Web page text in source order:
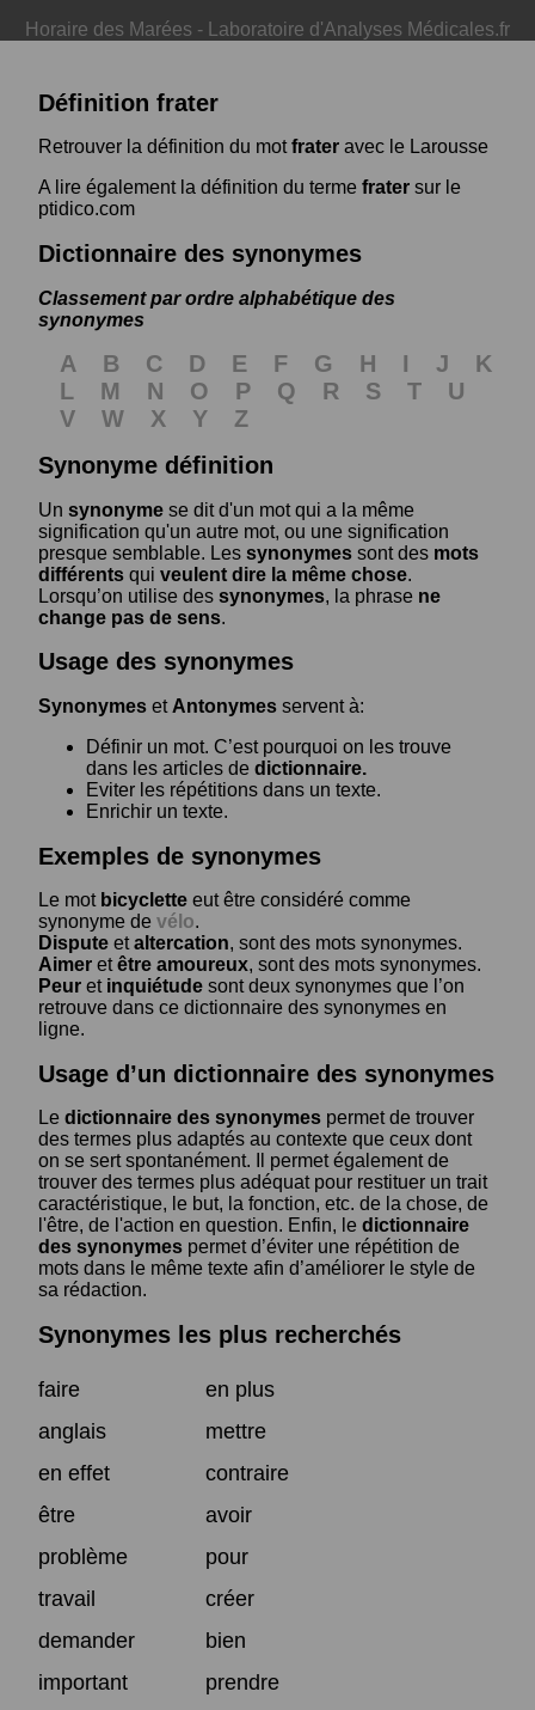
Horaire des Marées - Laboratoire d'Analyses Médicales.fr
Définition frater
Retrouver la définition du motfrater avec le Larousse
A lire également la définition du terme frater sur le
ptidico.com
Dictionnaire des synonymes
Classement par ordre alphabétique des
synonymes
A B C D E F G H I J
K
L
M N O P Q R S T
U
V
W X Y
Z
Synonyme définition
Un synonyme se dit d'un mot qui a la même
signification qu'un autre mot, ou une signification
presque semblable. Les synonymes sont des mots
différents qui veulent dire la même chose.
Lorsqu’on utilise des synonymes, la phrase ne
change pas de sens.
Usage des synonymes
Synonymes et Antonymes servent à:
Définir un mot. C’est pourquoi on les trouve
dans les articles de dictionnaire.
Eviter les répétitions dans un texte.
Enrichir un texte.
Exemples de synonymes
Le mot bicyclette eut être considéré comme
synonyme de vélo.
Dispute etaltercation, sont des mots synonymes.
Aimer etêtre amoureux, sont des mots synonymes.
Peur et inquiétude sont deux synonymes que l’on
retrouve dans ce dictionnaire des synonymes en
ligne.
Usage d’un dictionnaire des synonymes
Le dictionnaire des synonymes permet de trouver
des termes plus adaptés au contexte que ceux dont
on se sert spontanément. Il permet également de
trouver des termes plus adéquat pour restituer un trait
caractéristique, le but, la fonction, etc. de la chose, de
l'être, de l'action en question. Enfin, le dictionnaire
des synonymes permet d’éviter une répétition de
mots dans le même texte afin d’améliorer le style de
sa rédaction.
Synonymes les plus recherchés
faire
en plus
anglais
mettre
en effet
contraire
être
avoir
problème
pour
travail
créer
demander
bien
important
prendre